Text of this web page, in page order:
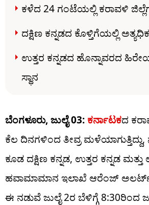
ಕಳೆದ 24 ಗಂಟೆಯಲ್ಲಿ ಕರಾವಳಿ
ದಕ್ಷಿಣ ಕನ್ನಡದ ಕೊಳ್ತಿಗೆಯಲ್ಲಿ
ಉತ್ತರ ಕನ್ನಡದ ಹೊನ್ನಾವರದ
ಸ್ಥಾನ
ಬೆಂಗಳೂರು, ಜುಲೈ 03: ಕರ್ನಾಟಕದ
ಕೆಲ ದಿನಗಳಿಂದ ತೀವ್ರ ಮಳೆಯಾಗುತ್ತಿದ್ದು,
ಕೂಡ ದಕ್ಷಿಣ ಕನ್ನಡ, ಉತ್ತರ ಕನ್ನಡ
ಹವಾಮಾಮಾನ ಇಲಾಖೆ ಆರೆಂಜ್​
ಈ ನಡುವೆ ಜುಲೈ 2ರ ಬೆಳಿಗ್ಗೆ 8:30ರಿಂದ